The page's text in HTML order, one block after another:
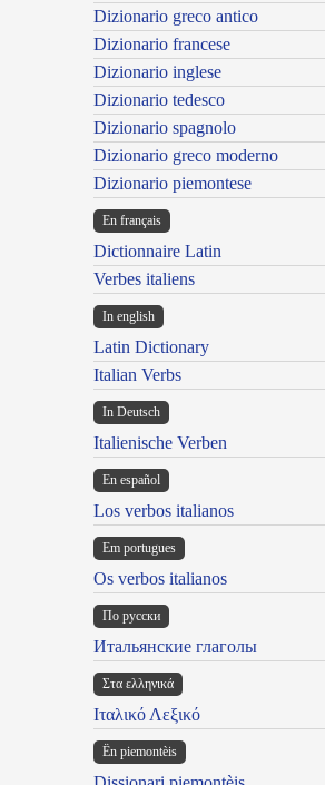
Dizionario greco antico
Dizionario francese
Dizionario inglese
Dizionario tedesco
Dizionario spagnolo
Dizionario greco moderno
Dizionario piemontese
En français
Dictionnaire Latin
Verbes italiens
In english
Latin Dictionary
Italian Verbs
In Deutsch
Italienische Verben
En español
Los verbos italianos
Em portugues
Os verbos italianos
По русски
Итальянские глаголы
Στα ελληνικά
Ιταλικό Λεξικό
Ën piemontèis